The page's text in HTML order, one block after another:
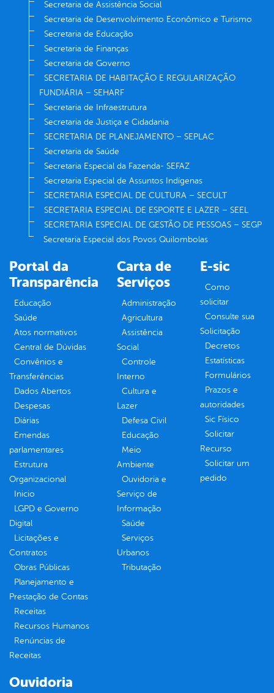
Secretaria de Assistência Social
Secretaria de Desenvolvimento Econômico e Turismo
Secretaria de Educação
Secretaria de Finanças
Secretaria de Governo
SECRETARIA DE HABITAÇÃO E REGULARIZAÇÃO
FUNDIÁRIA – SEHARF
Secretaria de Infraestrutura
Secretaria de Justiça e Cidadania
SECRETARIA DE PLANEJAMENTO – SEPLAC
Secretaria de Saúde
Secretaria Especial da Fazenda- SEFAZ
Secretaria Especial de Assuntos Indígenas
SECRETARIA ESPECIAL DE CULTURA – SECULT
SECRETARIA ESPECIAL DE ESPORTE E LAZER – SEEL
SECRETARIA ESPECIAL DE GESTÃO DE PESSOAS – SEGP
Secretaria Especial dos Povos Quilombolas
Portal da
Transparência
Educação
Saúde
Atos normativos
Central de Dúvidas
Convênios e
Transferências
Dados Abertos
Despesas
Diárias
Emendas
parlamentares
Estrutura
Organizacional
Inicio
LGPD e Governo
Digital
Licitações e
Contratos
Obras Públicas
Planejamento e
Prestação de Contas
Receitas
Recursos Humanos
Renúncias de
Receitas
Carta de
Serviços
Administração
Agricultura
Assistência
Social
Controle
Interno
Cultura e
Lazer
Defesa Civil
Educação
Meio
Ambiente
Ouvidoria e
Serviço de
Informação
Saúde
Serviços
Urbanos
Tributação
E-sic
Como
solicitar
Consulte sua
Solicitação
Decretos
Estatísticas
Formulários
Prazos e
autoridades
Sic Físico
Solicitar
Recurso
Solicitar um
pedido
Ouvidoria